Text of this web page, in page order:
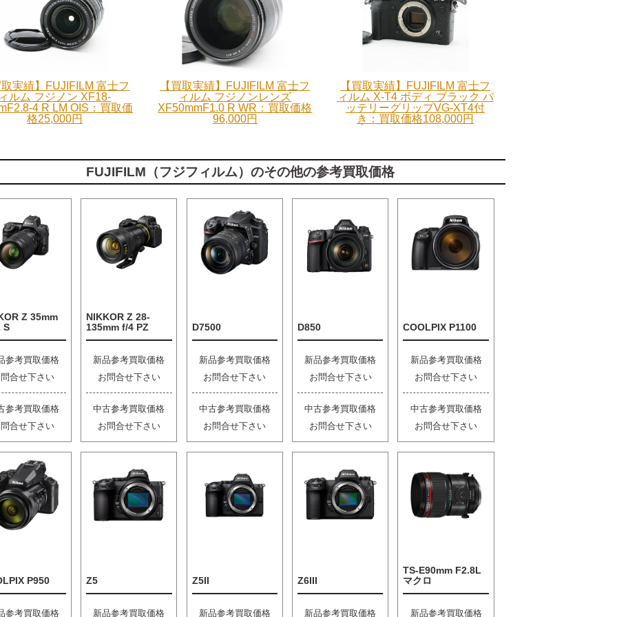
取実績】FUJIFILM 富士フ
ィルム フジノン XF18-
4 R LM OIS：買取価
格25,000円
【買取実績】FUJIFILM 富士フ
ィルム フジノンレンズ
XF50mmF1.0 R WR：買取価格
96,000円
【買取実績】FUJIFILM 富士フ
ィルム X-T4 ボディ ブラック バ
ッテリーグリップVG-XT4付
き：買取価格108,000円
FUJIFILM（フジフィルム）のその他の参考買取価格
Z 35mm
S
参考買取価格
合せ下さい
参考買取価格
合せ下さい
NIKKOR Z 28-
135mm f/4 PZ
新品参考買取価格
お問合せ下さい
中古参考買取価格
お問合せ下さい
D7500
新品参考買取価格
お問合せ下さい
中古参考買取価格
お問合せ下さい
D850
新品参考買取価格
お問合せ下さい
中古参考買取価格
お問合せ下さい
COOLPIX P1100
新品参考買取価格
お問合せ下さい
中古参考買取価格
お問合せ下さい
P950
参考買取価格
Z5
新品参考買取価格
Z5II
新品参考買取価格
Z6III
新品参考買取価格
TS-E90mm F2.8L
マクロ
新品参考買取価格